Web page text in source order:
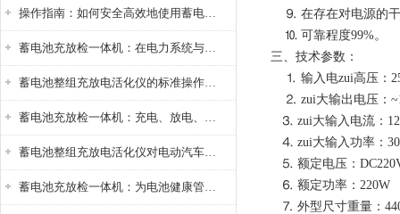
操作指南：如何安全高效地使用蓄电池智能活化仪？
蓄电池充放检一体机：在电力系统与储能设备中的创新应用，确保蓄电池性能与可靠性
蓄电池整组充放电活化仪的标准操作流程：从接线设置到充放电参数设定的安全规范
蓄电池充放检一体机：充电、放电、检测三功能集成设备
蓄电池整组充放电活化仪对电动汽车电池有帮助吗？
蓄电池充放检一体机：为电池健康管理提供一站式解决方案
⒐ 在存在对电源的
⒑ 可靠程度99%。
三、技术参数：
⒈ 输入电zui高压：
⒉ zui大输出电压：
⒊ zui大输入电流：
⒋ zui大输入功率：
⒌ 额定电压：
⒍ 额定功率：220W
⒎ 外型尺寸重量：